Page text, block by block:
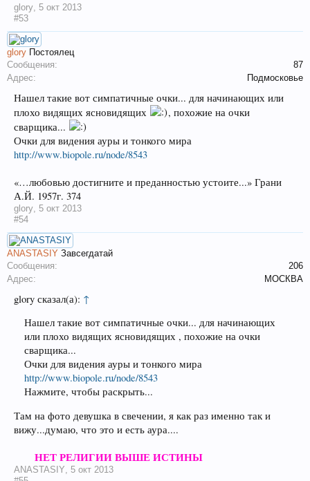
glory 5 окт 2013
#53
glory Постоялец
Сообщения:
87
Адрес:
Подмосковье
Нашел такие вот симпатичные очки... для начинающих или
плохо видящих ясновидящих
, похожие на очки
сварщика...
Очки для видения ауры и тонкого мира
http://www.biopole.ru/node/8543
«…любовью достигните и преданностью устоите...» Грани
А.Й. 1957г. 374
glory 5 окт 2013
#54
ANASTASIY Завсегдатай
Сообщения:
206
Адрес:
МОСКВА
glory сказал(а): ↑
Нашел такие вот симпатичные очки... для начинающих
или плохо видящих ясновидящих , похожие на очки
сварщика...
Очки для видения ауры и тонкого мира
http://www.biopole.ru/node/8543
Нажмите, чтобы раскрыть...
Там на фото девушка в свечении, я как раз именно так и
вижу...думаю, что это и есть аура....
НЕТ РЕЛИГИИ ВЫШЕ ИСТИНЫ
ANASTASIY 5 окт 2013